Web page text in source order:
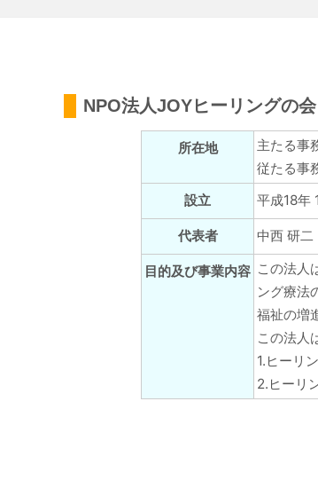
NPO法人JOYヒーリングの
所在地
主たる事
従たる事
設立 平成18年
代表者 中西 研二
目的及び事業内容 この法人
ング療法
福祉の増
この法人
1.ヒーリ
2.ヒーリ